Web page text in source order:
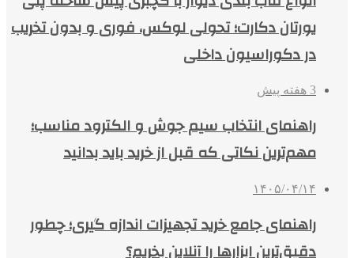
یورتان دکارت؛ تحولی لوکس، فوری و بدون تخریب
در دکوراسیون داخلی
3 هفته پیش
راهنمای انتخاب سیم جوش و الکترود مناسب؛
مهم‌ترین نکاتی که قبل از خرید باید بدانید
۱۴۰۵/۰۴/۱۴
راهنمای جامع خرید تجهیزات اندازه گیری؛ چطور
دقیق‌ترین ابزارها را آنلاین بخریم؟